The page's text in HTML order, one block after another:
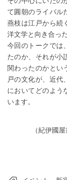
て圓朝のライバル
燕枝は江戸から続
洋文学と向き合っ
今回のトークでは
たのか、それが小
関わったのかとい
戸の文化が、近代
においてどのよう
います。
（紀伊國